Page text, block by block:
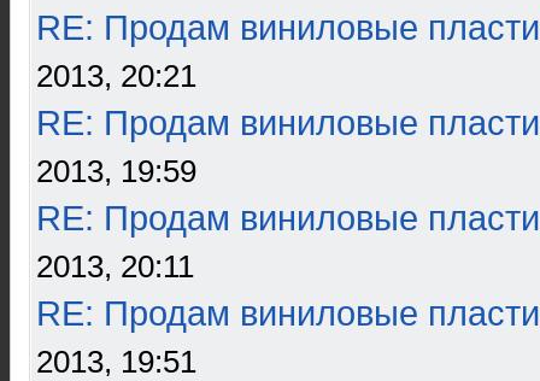
RE: Продам виниловые
2013, 20:21
RE: Продам виниловые
2013, 19:59
RE: Продам виниловые
2013, 20:11
RE: Продам виниловые
2013, 19:51